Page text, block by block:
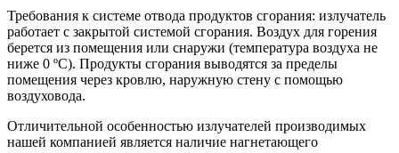
Требования к системе отвода продуктов сгорания: излучатель
работает с закрытой системой сгорания. Воздух для горения
берется из помещения или снаружи (температура воздуха не
ниже 0 ºС). Продукты сгорания выводятся за пределы
помещения через кровлю, наружную стену с помощью
воздуховода.
Отличительной особенностью излучателей производимых
нашей компанией является наличие нагнетающего